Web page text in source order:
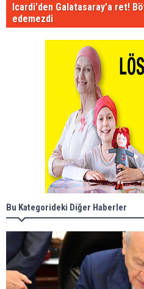
Icardi'den Galatasaray'a ret!
edemezdi
Bu Kategorideki Diğer Haberler